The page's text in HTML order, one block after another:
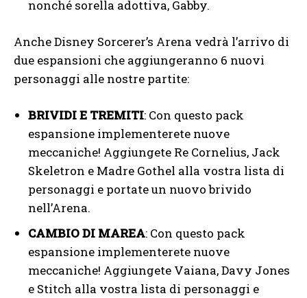
nonché sorella adottiva, Gabby.
Anche Disney Sorcerer’s Arena vedrà l’arrivo di
due espansioni che aggiungeranno 6 nuovi
personaggi alle nostre partite:
BRIVIDI E TREMITI: Con questo pack
espansione implementerete nuove
meccaniche! Aggiungete Re Cornelius, Jack
Skeletron e Madre Gothel alla vostra lista di
personaggi e portate un nuovo brivido
nell’Arena.
CAMBIO DI MAREA: Con questo pack
espansione implementerete nuove
meccaniche! Aggiungete Vaiana, Davy Jones
e Stitch alla vostra lista di personaggi e